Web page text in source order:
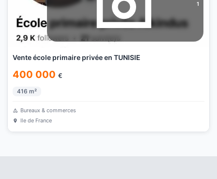
1
Vente école primaire privée en TUNISIE
400 000 €
416 m²
Bureaux & commerces
Ile de France